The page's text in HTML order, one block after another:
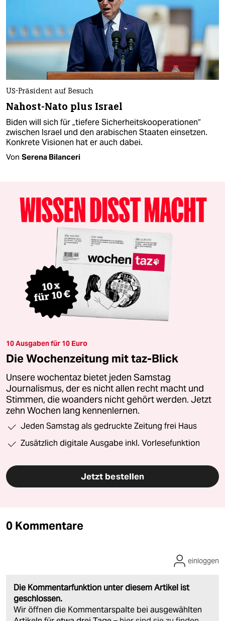
US-Präsident auf Besuch
Nahost-Nato plus Israel
Biden will sich für „tiefere Sicherheitskooperationen“
zwischen Israel und den arabischen Staaten einsetzen.
Konkrete Visionen hat er auch dabei.
Von Serena Bilanceri
10 Ausgaben für 10 Euro
Die Wochenzeitung mit taz-Blick
Unsere wochentaz bietet jeden Samstag
Journalismus, der es nicht allen recht macht und
Stimmen, die woanders nicht gehört werden. Jetzt
zehn Wochen lang kennenlernen.
Jeden Samstag als gedruckte Zeitung frei Haus
Zusätzlich digitale Ausgabe inkl. Vorlesefunktion
Jetzt bestellen
0 Kommentare
Die Kommentarfunktion unter diesem Artikel ist
geschlossen.
Wir öffnen die Kommentarspalte bei ausgewählten
einloggen